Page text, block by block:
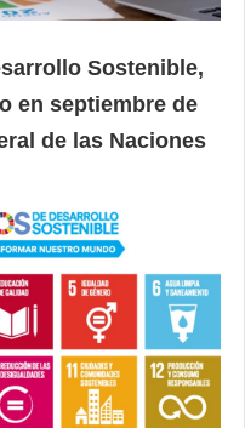
Sostenible,
en septiembre de
de las Naciones